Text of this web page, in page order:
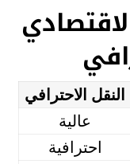
النقل الاحترافي
عالية
احترافية